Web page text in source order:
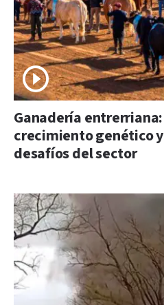
Ganadería
crecimiento genético
desafíos del sector